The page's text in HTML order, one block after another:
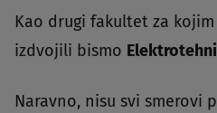
Kao drugi fakultet za
izdvojili bismo
Naravno, nisu svi smerovi